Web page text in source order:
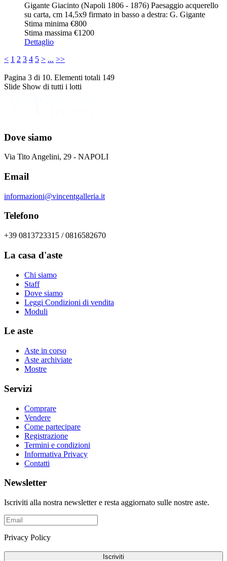
Gigante Giacinto (Napoli 1806 - 1876) Paesaggio acquerello
su carta, cm 14,5x9 firmato in basso a destra: G. Gigante
Stima minima €800
Stima massima €1200
Dettaglio
< 1 2 3 4 5 > ... >>
Pagina 3 di 10. Elementi totali 149
Slide Show di tutti i lotti
Dove siamo
Via Tito Angelini, 29 - NAPOLI
Email
informazioni@vincentgalleria.it
Telefono
+39 0813723315 / 0816582670
La casa d'aste
Chi siamo
Staff
Dove siamo
Leggi Condizioni di vendita
Moduli
Le aste
Aste in corso
Aste archiviate
Mostre
Servizi
Comprare
Vendere
Come partecipare
Registrazione
Termini e condizioni
Informativa Privacy
Contatti
Newsletter
Iscriviti alla nostra newsletter e resta aggiornato sulle nostre aste.
Privacy Policy
Iscriviti